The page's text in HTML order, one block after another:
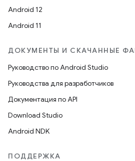
Android 12
Android 11
ДОКУМЕНТЫ И СКАЧАННЫЕ
Руководство по Android Studio
Руководства для разработчиков
Документация по API
Download Studio
Android NDK
ПОДДЕРЖКА